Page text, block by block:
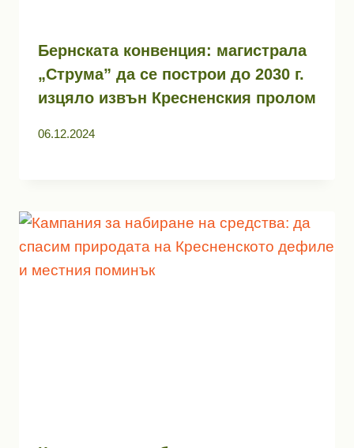
Бернската конвенция: магистрала
„Струма” да се построи до 2030 г.
изцяло извън Кресненския пролом
06.12.2024